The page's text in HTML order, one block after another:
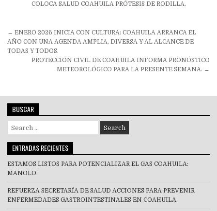
COLOCA SALUD COAHUILA PRÓTESIS DE RODILLA.
Navegación
de
entradas
← ENERO 2026 INICIA CON CULTURA: COAHUILA ARRANCA EL
AÑO CON UNA AGENDA AMPLIA, DIVERSA Y AL ALCANCE DE
TODAS Y TODOS.
PROTECCIÓN CIVIL DE COAHUILA INFORMA PRONÓSTICO
METEOROLÓGICO PARA LA PRESENTE SEMANA. →
BUSCAR
Search
for:
ENTRADAS RECIENTES
ESTAMOS LISTOS PARA POTENCIALIZAR EL GAS COAHUILA:
MANOLO.
REFUERZA SECRETARÍA DE SALUD ACCIONES PARA PREVENIR
ENFERMEDADES GASTROINTESTINALES EN COAHUILA.